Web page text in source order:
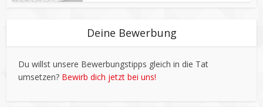
Deine Bewerbung
Du willst unsere Bewerbungstipps gleich in die Tat
umsetzen? Bewirb dich jetzt bei uns!